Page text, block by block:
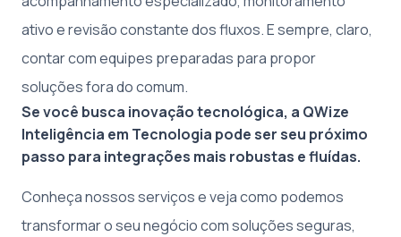
ativo e revisão constante dos fluxos. E sempre, claro,
contar com equipes preparadas para propor
soluções fora do comum.
Se você busca inovação tecnológica, a QWize
Inteligência em Tecnologia pode ser seu próximo
passo para integrações mais robustas e fluídas.
Conheça nossos serviços e veja como podemos
transformar o seu negócio com soluções seguras,